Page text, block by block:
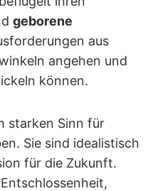
geborene
aus
angehen und
können.
starken Sinn für
Sie sind idealistisch
für die Zukunft.